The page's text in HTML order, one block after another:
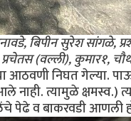
बिपीन सुरेश सांगळे,
(वल्ली), कुमार१,
निघत गेल्या.
त्यामुळे क्षमस्व.)
पेढे व बाकरवडी